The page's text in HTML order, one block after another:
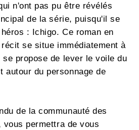
n'ont pas pu être révélés
de la série, puisqu'il se
: Ichigo. Ce roman en
se situe immédiatement à
propose de lever le voile du
autour du personnage de
de la communauté des
permettra de vous